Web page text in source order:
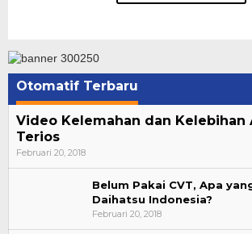
Otomatif Terbaru
Video Kelemahan dan Kelebihan
Terios
Februari 20, 2018
Belum Pakai CVT, Apa
Daihatsu Indonesia?
Februari 20, 2018